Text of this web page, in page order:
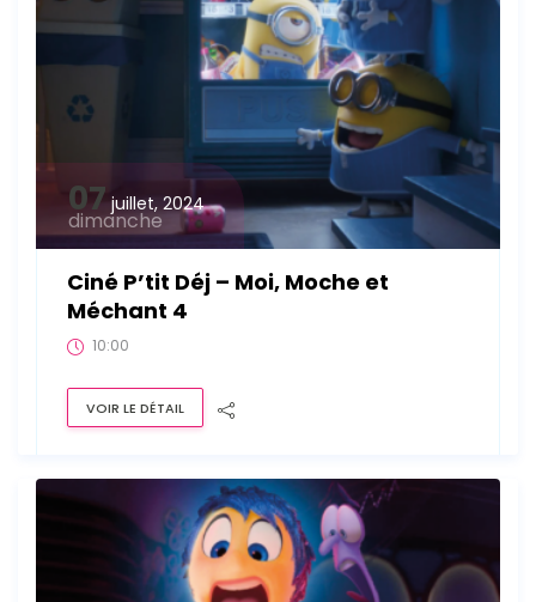
07 juillet, 2024
dimanche
Ciné P’tit Déj – Moi, Moche et
Méchant 4
10:00
VOIR LE DÉTAIL